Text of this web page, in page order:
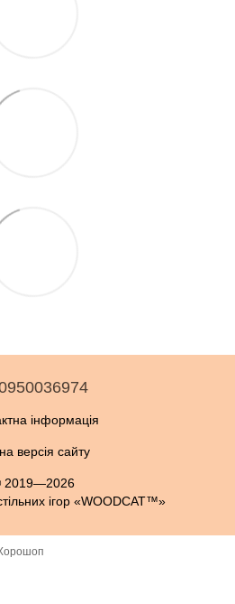
інформація
версія сайту
2019—2026
ігор «WOODCAT™»